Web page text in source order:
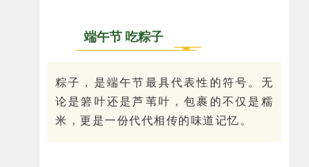
端午节 吃粽子
粽子，是端午节最具代表性的符号。无
论是箬叶还是芦苇叶，包裹的不仅是糯
米，更是一份代代相传的味道记忆。